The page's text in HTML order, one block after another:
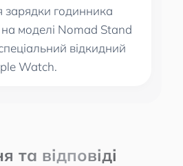
зарядки годинника
на моделі Nomad Stand
відкидний
Watch.
та відповіді